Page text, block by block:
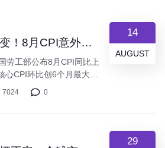
14
AUGUST
美联储降息预期生变！8月CPI意外反弹，全球资产波动加剧
劳工部公布8月CPI同比上
CPI环比创6个月最大涨
月降息概率骤降至20%
黄金单日暴跌2.3%，美
7024 0
29